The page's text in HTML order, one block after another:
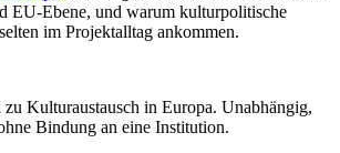
EU-Ebene, und warum kulturpolitische
im Projektalltag ankommen.
Kulturaustausch in Europa. Unabhängig,
Bindung an eine Institution.